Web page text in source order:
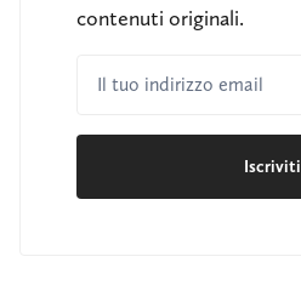
contenuti originali.
Il tuo indirizzo email
Iscriviti